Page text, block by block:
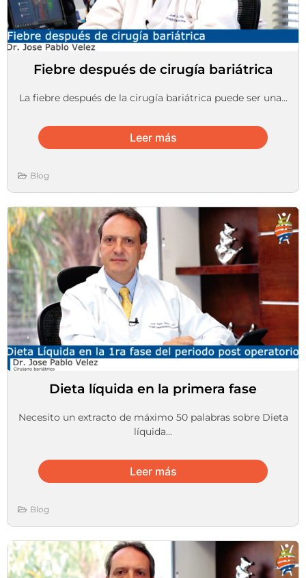
Fiebre después de cirugía bariátrica
La fiebre después de la cirugía bariátrica puede ser una...
Leer más
Blog
Dieta líquida en la primera fase
Necesito un extracto de máximo 50 palabras sobre Dieta
líquida...
Leer más
Blog